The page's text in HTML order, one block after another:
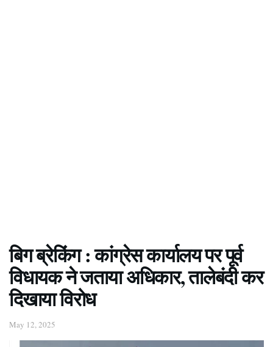
बिग ब्रेकिंग : कांग्रेस कार्यालय पर पूर्व
विधायक ने जताया अधिकार, तालेबंदी कर
दिखाया विरोध
May 12, 2025